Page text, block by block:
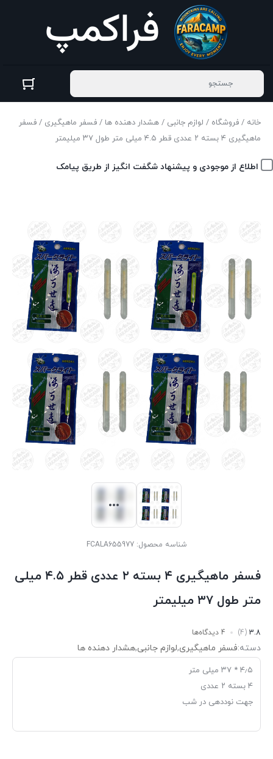
خانه / فروشگاه / لوازم جانبی / هشدار دهنده ها / فسفر ماهیگیری / فسفر
ماهیگیری ۴ بسته ۲ عددی قطر ۴.۵ میلی متر طول ۳۷ میلیمتر
اطلاع از موجودی و پیشنهاد شگفت انگیز از طریق پیامک
شناسه محصول:FCALA655977
فسفر ماهیگیری ۴ بسته ۲ عددی قطر ۴.۵ میلی
متر طول ۳۷ میلیمتر
3.8
(4) 4 دیدگاه‌ها
دسته:فسفر ماهیگیری,لوازم جانبی,هشدار دهنده ها
۴٫۵ * ۳۷ میلی متر
۴ بسته ۲ عددی
جهت نوددهی در شب